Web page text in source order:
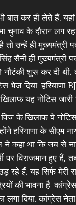
बात कर ही लेते हैं.
चुनाव के दौरान लग
तो उन्हें ही मुख्यमंत्री
सैनी ही मुख्यमंत्री
नौटंकी शुरू कर दी थी.
भेज दिया. हरियाणा
यह नोटिस जारी
के खिलाफ ये नोटिस
हरियाणा के सीएम
ने कहा था कि जब से
पर विराजमान हुए हैं,
रहे हैं. यह सिर्फ मेरी
की भावना है.
लगा दिया. कांग्रेस